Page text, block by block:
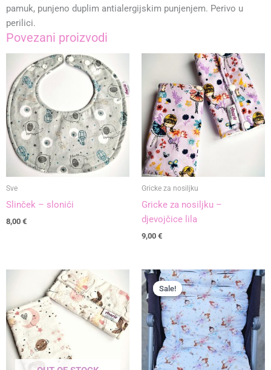
pamuk, punjeno duplim antialergijskim punjenjem. Perivo u
perilici.
Povezani proizvodi
Sve
Slinček – slonići
8,00 €
Gricke za nosiljku
Gricke za nosiljku –
djevojčice lila
9,00 €
Sale!
Sale!
Izvorna
cijena
bila
je:
41,00 €.
Trenutna
cijena
je:
36,90 €.